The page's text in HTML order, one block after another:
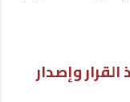
وإصدار